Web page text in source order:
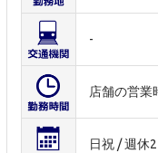
-
店舗の営業
日祝 / 週休